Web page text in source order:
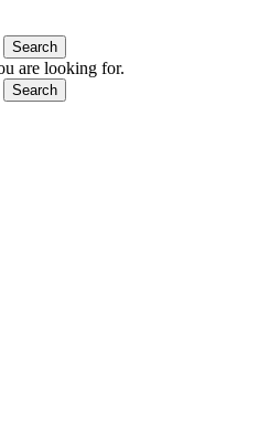
Search
are looking for.
Search